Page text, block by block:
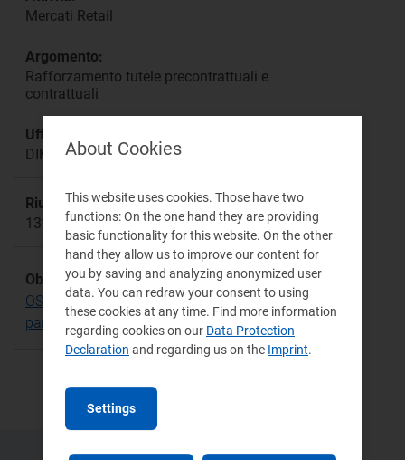
Mercati Retail
Argomento:
Rafforzamento tutele precontrattuali e
contrattuali
Ufficio responsabile:
DIME
Riunione:
1310
Obiettivo Strategico:
OS.23 Promuovere un funzionamento efficiente e
partecipato dei mercati retail
About Cookies
This website uses cookies. Those have two
functions: On the one hand they are providing
basic functionality for this website. On the other
hand they allow us to improve our content for
you by saving and analyzing anonymized user
data. You can redraw your consent to using
these cookies at any time. Find more information
regarding cookies on our Data Protection
Declaration and regarding us on the Imprint.
Settings